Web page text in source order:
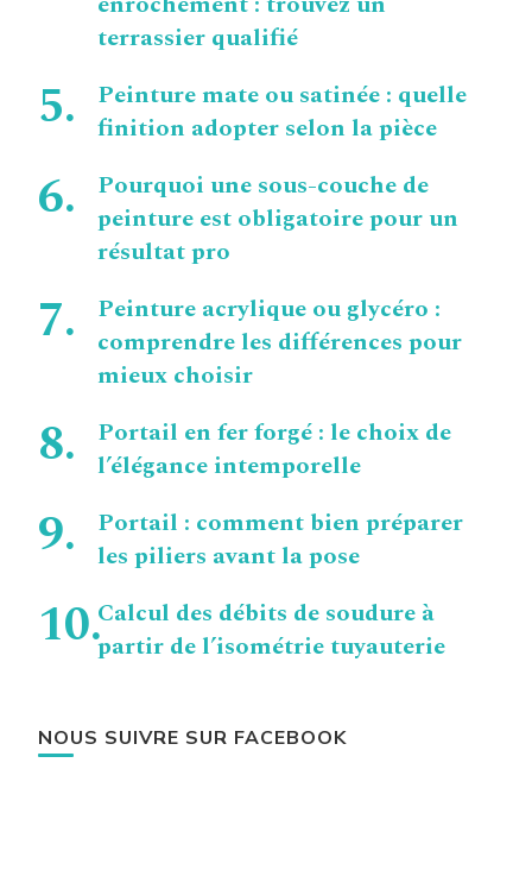
terrassier qualifié
Peinture mate ou satinée : quelle
finition adopter selon la pièce
Pourquoi une sous-couche de
peinture est obligatoire pour un
résultat pro
Peinture acrylique ou glycéro :
comprendre les différences pour
mieux choisir
Portail en fer forgé : le choix de
l’élégance intemporelle
Portail : comment bien préparer
les piliers avant la pose
Calcul des débits de soudure à
partir de l’isométrie tuyauterie
NOUS SUIVRE SUR FACEBOOK